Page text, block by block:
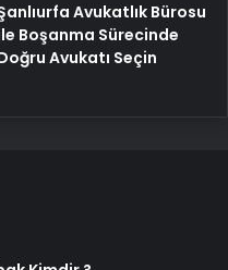
Avukatlık Bürosu
Boşanma Sürecinde
Avukatı Seçin